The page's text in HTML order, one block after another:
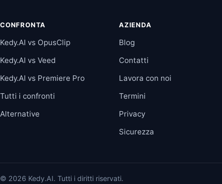
CONFRONTA
Kedy.AI vs OpusClip
Kedy.AI vs Veed
Kedy.AI vs Premiere Pro
Tutti i confronti
Alternative
AZIENDA
Blog
Contatti
Lavora con noi
Termini
Privacy
Sicurezza
© 2026 Kedy.AI. Tutti i diritti riservati.